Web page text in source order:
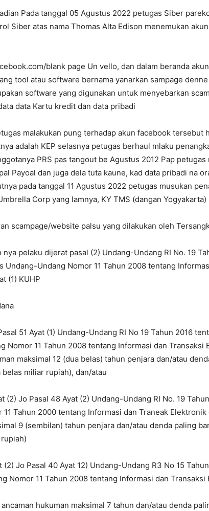
Pada tanggal 05 Agustus 2022 petugas Siber
Siber atas nama Thomas Alta Edison menemukan
blank page Un vello, dan dalam beranda
tool atau software bernama yanarkan sampage
software yang digunakan untuk menyebarkan
data Kartu kredit dan data pribadi
malakukan pung terhadap akun facebook tersebut
adalah KEP selasnya petugas berhaul mlaku
PRS pas tangout be Agustus 2012 Pap
Payoal dan juga dela tuta kaune, kad data pribadi na
pada tanggal 11 Agustus 2022 petugas musukan
Corp yang lamnya, KY TMS (dangan Yogyakarta)
scampage/website palsu yang dilakukan oleh
nya pelaku dijerat pasal (2) Undang-Undang RI No. 19
Undang-Undang Nomor 11 Tahun 2008 tentang
(1) KUHP
51 Ayat (1) Undang-Undang RI No 19 Tahun 2016
Nomor 11 Tahun 2008 tentang Informasi dan Transaksi
maksimal 12 (dua belas) tahun penjara dan/atau
miliar rupiah), dan/atau
(2) Jo Pasal 48 Ayat (2) Undang-Undang RI No. 19
11 Tahun 2000 tentang Informasi dan Traneak Elektronik
9 (sembilan) tahun penjara dan/atau denda paling
(2) Jo Pasal 40 Ayat 12) Undang-Undang R3 No 15
Nomor 11 Tahun 2008 tentang Informasi dan Transaksi
ancaman hukuman maksimal 7 tahun dan/atau denda